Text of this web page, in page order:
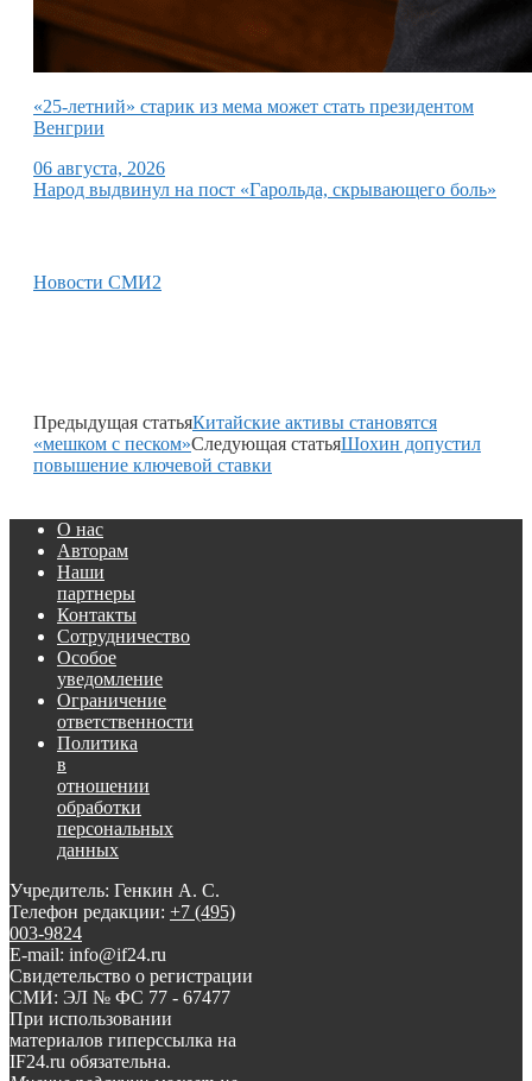
«25-летний» старик из мема может стать президентом
Венгрии
06 августа, 2026
Народ выдвинул на пост «Гарольда, скрывающего боль»
Новости СМИ2
Предыдущая статьяКитайские активы становятся
«мешком с песком»Следующая статьяШохин допустил
повышение ключевой ставки
О нас
Авторам
Наши
партнеры
Контакты
Сотрудничество
Особое
уведомление
Ограничение
ответственности
Политика
в
отношении
обработки
персональных
данных
Учредитель: Генкин А. С.
Телефон редакции: +7 (495)
003-9824
E-mail: info@if24.ru
Свидетельство о регистрации
СМИ: ЭЛ № ФС 77 - 67477
При использовании
материалов гиперссылка на
IF24.ru обязательна.